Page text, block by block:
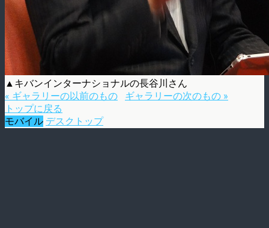
▲キバンインターナショナルの長谷川さん
« ギャラリーの以前のもの
ギャラリーの次のもの »
トップに戻る
モバイル デスクトップ